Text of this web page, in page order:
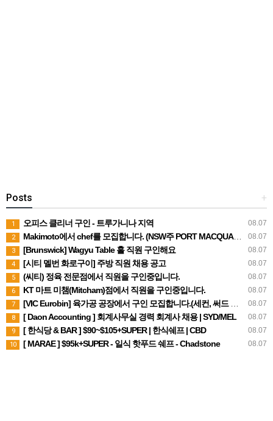
+
Posts
08.07
1 오피스 클리너 구인 - 트루가니나 지역
08.07
2 Makimoto에서 chef를 모집합니다. (NSW주 PORT MACQUARIE)
08.07
3 [Brunswick] Wagyu Table 홀 직원 구인해요
08.07
4 [시티 멜번 화로구이] 주방 직원 채용 공고
08.07
5 (씨티) 정육 전문점에서 직원을 구인중입니다.
08.07
6 KT 마트 미챔(Mitcham)점에서 직원을 구인중입니다.
08.07
7 [VIC Eurobin] 육가공 공장에서 구인 모집합니다.(세컨, 써드 비자 가능)
08.07
8 [ Daon Accounting ] 회계사무실 경력 회계사 채용 | SYD/MEL
08.07
9 [ 한식당 & BAR ] $90~$105+SUPER | 한식쉐프 | CBD
08.07
10 [ MARAE ] $95k+SUPER - 일식 핫푸드 쉐프 - Chadstone